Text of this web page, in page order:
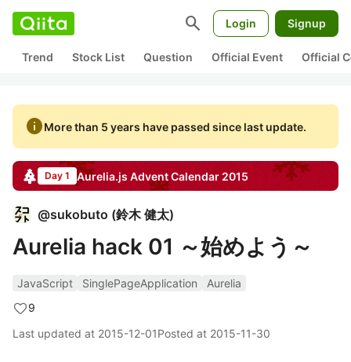
search Login Signup
Trend Stock List Question Official Event Official
infoMore than 5 years have passed since last update.
Day 1 Aurelia.js Advent Calendar 2015
@sukobuto (鈴木 健太)
Aurelia hack 01 ～始めよう～
JavaScript SinglePageApplication
Aurelia
9
Last updated at 2015-12-01Posted at 2015-11-30